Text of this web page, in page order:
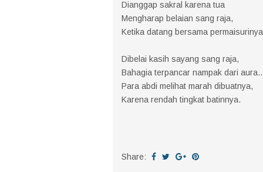
Dianggap sakral karena tua
Mengharap belaian sang raja,
Ketika datang bersama permaisurinya
Dibelai kasih sayang sang raja,
Bahagia terpancar nampak dari
Para abdi melihat marah dibuatnya,
Karena rendah tingkat batinnya.
Share: